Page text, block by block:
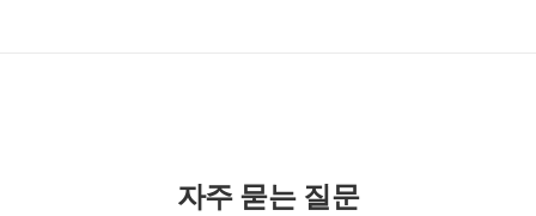
자주 묻는 질문